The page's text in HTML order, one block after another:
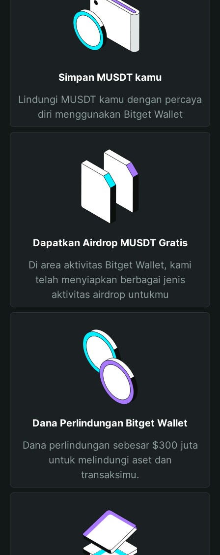
Simpan MUSDT kamu
Lindungi MUSDT kamu dengan percaya
diri menggunakan Bitget Wallet
Dapatkan Airdrop MUSDT Gratis
Di area aktivitas Bitget Wallet, kami
telah menyiapkan berbagai jenis
aktivitas airdrop untukmu
Dana Perlindungan Bitget Wallet
Dana perlindungan sebesar $300 juta
untuk melindungi aset dan
transaksimu.